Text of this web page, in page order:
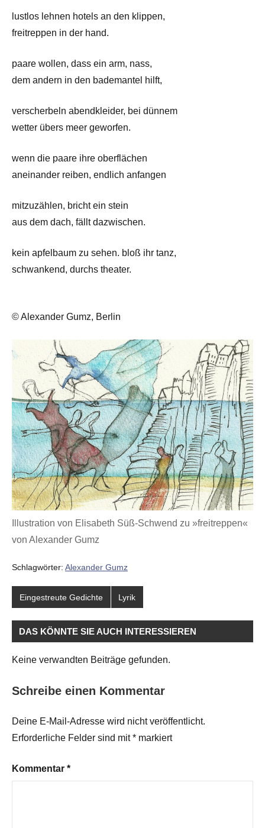
lustlos lehnen hotels an den klippen,
freitreppen in der hand.
paare wollen, dass ein arm, nass,
dem andern in den bademantel hilft,
verscherbeln abendkleider, bei dünnem
wetter übers meer geworfen.
wenn die paare ihre oberflächen
aneinander reiben, endlich anfangen
mitzuzählen, bricht ein stein
aus dem dach, fällt dazwischen.
kein apfelbaum zu sehen. bloß ihr tanz,
schwankend, durchs theater.
© Alexander Gumz, Berlin
Illustration von Elisabeth Süß-Schwend zu »freitreppen«
von Alexander Gumz
Schlagwörter: Alexander Gumz
Eingestreute Gedichte Lyrik
DAS KÖNNTE SIE AUCH INTERESSIEREN
Keine verwandten Beiträge gefunden.
Schreibe einen Kommentar
Deine E-Mail-Adresse wird nicht veröffentlicht.
Erforderliche Felder sind mit* markiert
Kommentar *